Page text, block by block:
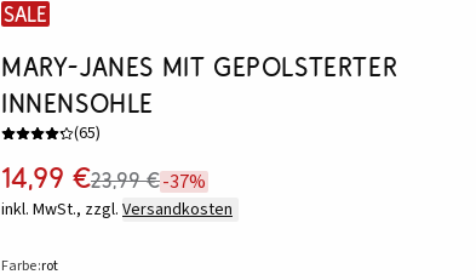
SALE
Mary-Janes mit gepolsterter
Innensohle
(65)
14,99 €23,99 €-37%
inkl. MwSt., zzgl. Versandkosten
Farbe:rot